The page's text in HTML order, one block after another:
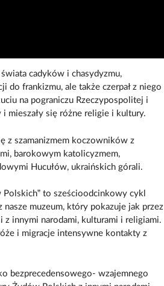
cadyków i chasydyzmu,
frankizmu, ale także czerpał z niego
na pograniczu Rzeczypospolitej i
i mieszały się różne religie i kultury.
z szamanizmem koczowników z
barokowym katolicyzmem,
Hucułów, ukraińskich górali.
to sześcioodcinkowy cykl
muzeum, który pokazuje jak przez
innymi narodami, kulturami i religiami.
i migracje intensywne kontakty z
bezprecedensowego- wzajemnego